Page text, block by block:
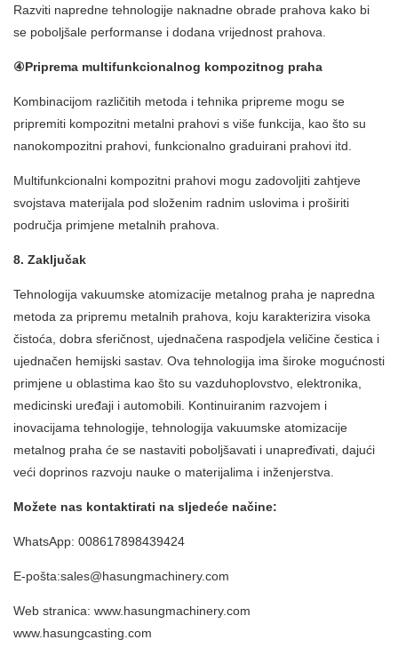
Razviti napredne tehnologije naknadne obrade prahova kako bi
se poboljšale performanse i dodana vrijednost prahova.
④Priprema multifunkcionalnog kompozitnog praha
Kombinacijom različitih metoda i tehnika pripreme mogu se
pripremiti kompozitni metalni prahovi s više funkcija, kao što su
nanokompozitni prahovi, funkcionalno graduirani prahovi itd.
Multifunkcionalni kompozitni prahovi mogu zadovoljiti zahtjeve
svojstava materijala pod složenim radnim uslovima i proširiti
područja primjene metalnih prahova.
8. Zaključak
Tehnologija vakuumske atomizacije metalnog praha je napredna
metoda za pripremu metalnih prahova, koju karakterizira visoka
čistoća, dobra sferičnost, ujednačena raspodjela veličine čestica i
ujednačen hemijski sastav. Ova tehnologija ima široke mogućnosti
primjene u oblastima kao što su vazduhoplovstvo, elektronika,
medicinski uređaji i automobili. Kontinuiranim razvojem i
inovacijama tehnologije, tehnologija vakuumske atomizacije
metalnog praha će se nastaviti poboljšavati i unapređivati, dajući
veći doprinos razvoju nauke o materijalima i inženjerstva.
Možete nas kontaktirati na sljedeće načine:
WhatsApp: 008617898439424
E-pošta:sales@hasungmachinery.com
Web stranica: www.hasungmachinery.com
www.hasungcasting.com